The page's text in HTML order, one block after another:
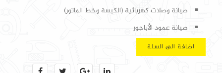
صيانة وصلات كهربائية (الكبسة وخط الماتور)
صيانة عمود الأباجور
اضافة الى السلة